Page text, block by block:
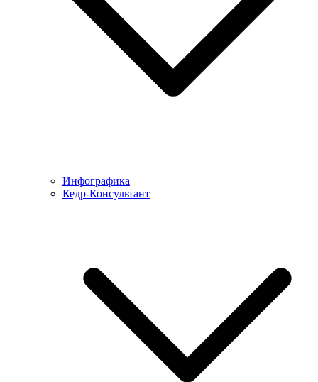
Инфографика
Кедр-Консультант